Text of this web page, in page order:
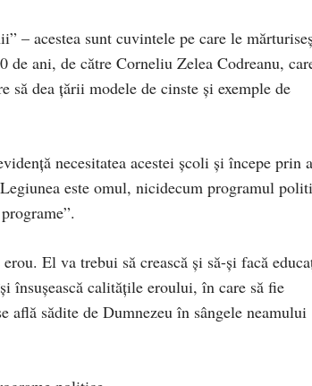
– acestea sunt cuvintele pe care le
ani, de către Corneliu Zelea Codreanu,
dea ţării modele de cinste şi exemple de
necesitatea acestei şcoli şi începe prin a
este omul, nicidecum programul
El va trebui să crească şi să-şi facă
însuşească calităţile eroului, în care să fie
află sădite de Dumnezeu în sângele neamului